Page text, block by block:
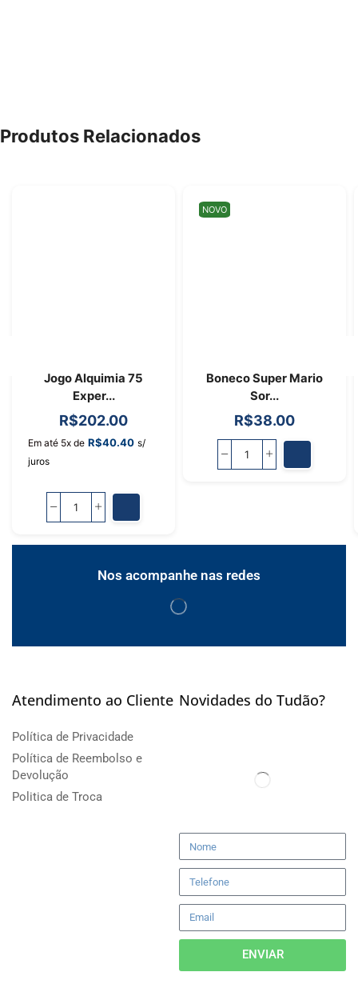
Produtos Relacionados
Jogo Alquimia 75
Exper...
R$202.00
Em até 5x de R$40.40 s/
juros
NOVO
Boneco Super Mario
Sor...
R$38.00
Nos acompanhe nas redes
Atendimento ao Cliente
Política de Privacidade
Política de Reembolso e
Devolução
Politica de Troca
Novidades do Tudão?
ENVIAR